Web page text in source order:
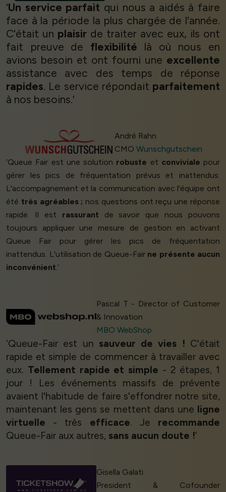
‘Un service parfait qui nous a aidés à faire
face à la période la plus chargée de l'année.
C'était un plaisir de traiter avec eux, ils ont
fait preuve de flexibilité là où nous en
avions besoin et ont fourni une excellente
assistance avec des temps de réponse
rapides. Le service répondait parfaitement
à nos besoins.’
André Rahn
CMO Wunschgutschein
‘Queue Fair est une solution robuste et conviviale pour
gérer les pics de fréquentation prévus et inattendus.
L'accompagnement et la communication avec l'équipe ont
été très agréables ; nos questions ont reçu une réponse
rapide. Il est rassurant de savoir que nous pouvons
toujours appliquer une mesure de gestion en activant
Queue Fair pour gérer les pics de fréquentation
inattendus. L'utilisation de Queue-Fair ne présente aucun
inconvénient .’
Pascal T - Director of Customer
& Innovation
MBO WebShop
‘Queue-Fair est un sauveur de vies ! C'était
rapide et simple de commencer à travailler avec
eux. Tellement rapide et simple - 2 étapes, 1
jour ! Les événements massifs de prévente
avaient l'habitude de faire s'effondrer notre site,
maintenant les gens se mettent dans une ligne
virtuelle - très efficace. Je recommande
Queue-Fair aux autres, sans aucun doute !’
Gisella Galati
President & Cofounder